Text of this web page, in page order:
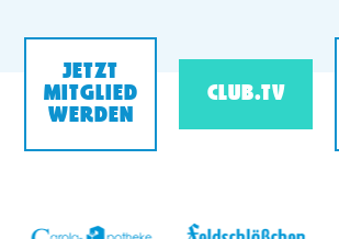
JETZT
MITGLIED
WERDEN
CLUB.TV